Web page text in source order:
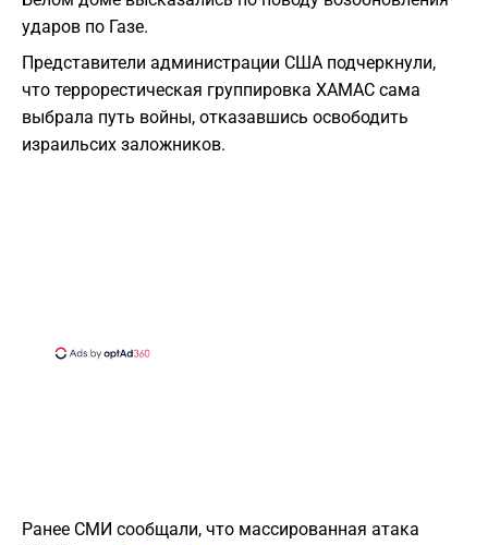
ударов по Газе.
Представители администрации США подчеркнули,
что террорестическая группировка ХАМАС сама
выбрала путь войны, отказавшись освободить
израильсих заложников.
Ранее СМИ сообщали, что массированная атака